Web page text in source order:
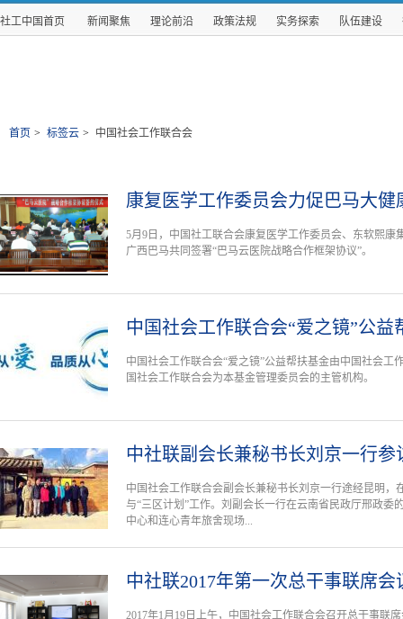
社工中国首页 新闻聚焦 理论前沿 政策法规 实务探索 队伍建设
首页 > 标签云 > 中国社会工作联合会
康复医学工作委员会力促巴马大健
5月9日，中国社工联合会康复医学工作委员会、东软熙
广西巴马共同签署“巴马云医院战略合作框架协议”。
中国社会工作联合会“爱之镜”公益
中国社会工作联合会“爱之镜”公益帮扶基金由中国社会工
国社会工作联合会为本基金管理委员会的主管机构。
中社联副会长兼秘书长刘京一行参
中国社会工作联合会副会长兼秘书长刘京一行途经昆明，
与“三区计划”工作。刘副会长一行在云南省民政厅邢政委
中心和连心青年旅舍现场...
中社联2017年第一次总干事联席会
2017年1月19日上午，中国社会工作联合会召开总干事联